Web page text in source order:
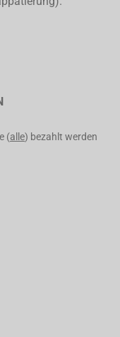
(alle) bezahlt werden